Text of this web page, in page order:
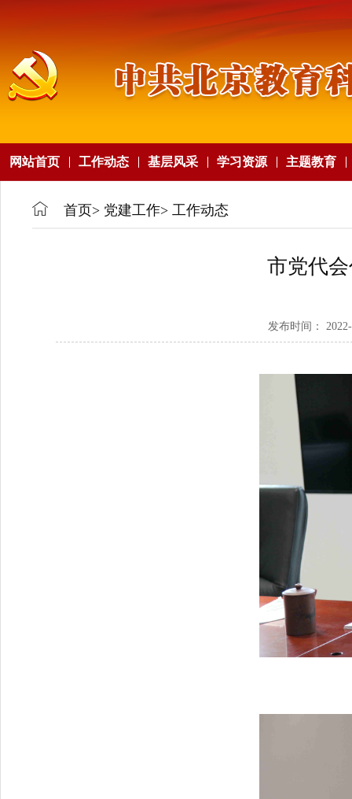
网站首页 工作动态 基层风采 学习资源 主题教育
首页> 党建工作> 工作动态
市党代
发布时间：